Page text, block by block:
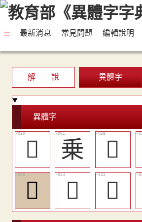
::: 最新消息 常見問題 編輯說明
解 說 異體字
異體字
󰂏 乗 󰂔
𠨇
󰂋 󰂉